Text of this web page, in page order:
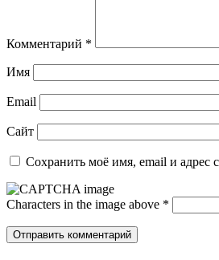
Комментарий *
Имя
Email
Сайт
Сохранить моё имя, email и адрес
Characters in the image above *